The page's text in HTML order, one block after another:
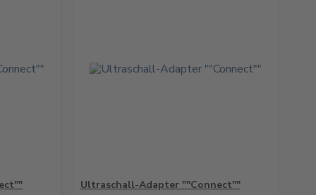
Ultraschall-Adapter ""Connect""